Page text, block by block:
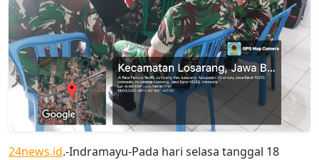
24news.id.-Indramayu-Pada hari selasa tanggal 18